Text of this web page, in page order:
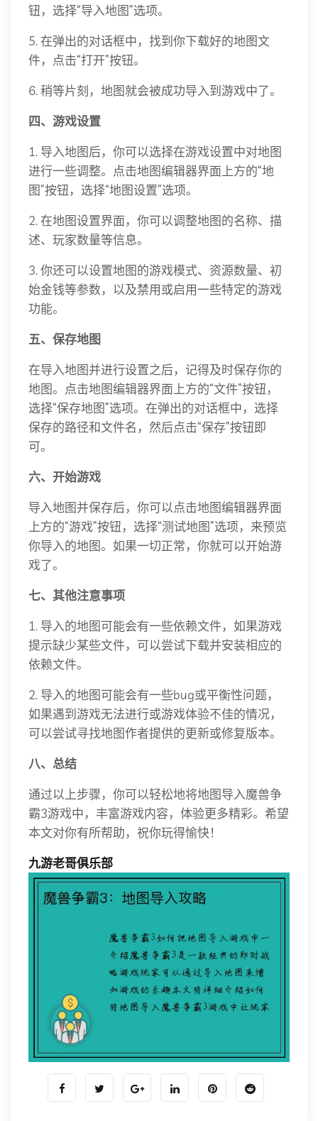
钮，选择“导入地图”选项。
5. 在弹出的对话框中，找到你下载好的地图文
件，点击“打开”按钮。
6. 稍等片刻，地图就会被成功导入到游戏中了。
四、游戏设置
1. 导入地图后，你可以选择在游戏设置中对地图
进行一些调整。点击地图编辑器界面上方的“地
图”按钮，选择“地图设置”选项。
2. 在地图设置界面，你可以调整地图的名称、描
述、玩家数量等信息。
3. 你还可以设置地图的游戏模式、资源数量、初
始金钱等参数，以及禁用或启用一些特定的游戏
功能。
五、保存地图
在导入地图并进行设置之后，记得及时保存你的
地图。点击地图编辑器界面上方的“文件”按钮，
选择“保存地图”选项。在弹出的对话框中，选择
保存的路径和文件名，然后点击“保存”按钮即
可。
六、开始游戏
导入地图并保存后，你可以点击地图编辑器界面
上方的“游戏”按钮，选择“测试地图”选项，来预览
你导入的地图。如果一切正常，你就可以开始游
戏了。
七、其他注意事项
1. 导入的地图可能会有一些依赖文件，如果游戏
提示缺少某些文件，可以尝试下载并安装相应的
依赖文件。
2. 导入的地图可能会有一些bug或平衡性问题，
如果遇到游戏无法进行或游戏体验不佳的情况，
可以尝试寻找地图作者提供的更新或修复版本。
八、总结
通过以上步骤，你可以轻松地将地图导入魔兽争
霸3游戏中，丰富游戏内容，体验更多精彩。希望
本文对你有所帮助，祝你玩得愉快！
九游老哥俱乐部